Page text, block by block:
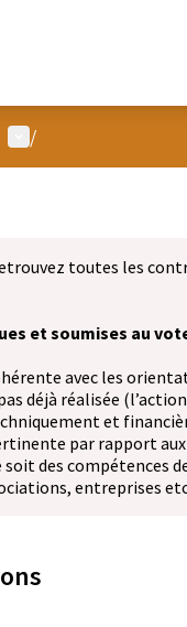
Menu utilisateur
/
toutes les
et soumises au
avec les
déjà réalisée
et
par rapport
soit des compétences
entreprises